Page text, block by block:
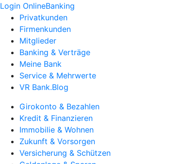
Login OnlineBanking
Privatkunden
Firmenkunden
Mitglieder
Banking & Verträge
Meine Bank
Service & Mehrwerte
VR Bank.Blog
Girokonto & Bezahlen
Kredit & Finanzieren
Immobilie & Wohnen
Zukunft & Vorsorgen
Versicherung & Schützen